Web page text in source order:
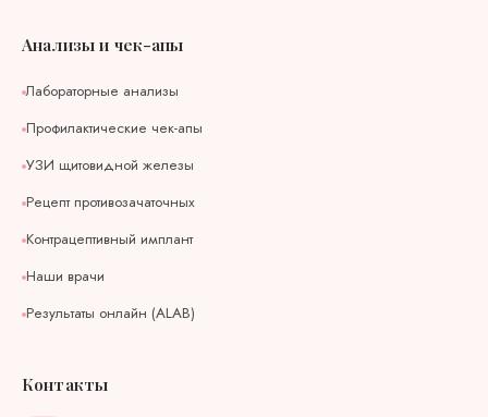
Анализы и чек-апы
Лабораторные анализы
Профилактические чек-апы
УЗИ щитовидной железы
Рецепт противозачаточных
Контрацептивный имплант
Наши врачи
Результаты онлайн (ALAB)
Контакты